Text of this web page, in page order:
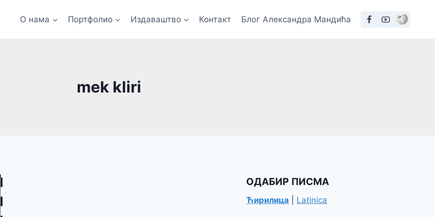
О нама Портфолио Издаваштво Контакт Блог Александра Мандића
mek kliri
ОДАБИР ПИСМА
Ћирилица Latinica